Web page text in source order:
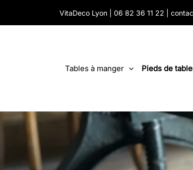
VitaDeco Lyon | 06 82 36 11 22
Tables à manger Pieds de